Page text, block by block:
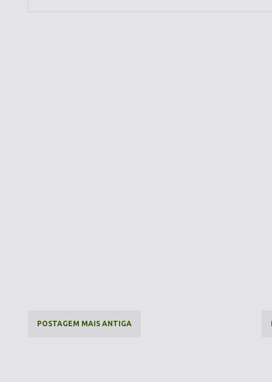
POSTAGEM MAIS ANTIGA